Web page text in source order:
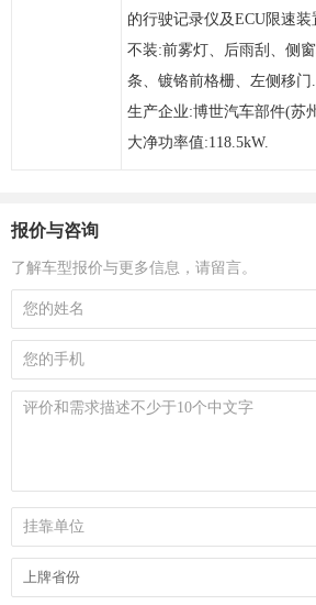
的行驶记录仪及ECU限速
不装:前雾灯、后雨刮、侧
条、镀铬前格栅、左侧移门
生产企业:博世汽车部件(苏
大净功率值:118.5kW.
报价与咨询
了解车型报价与更多信息，请留言。